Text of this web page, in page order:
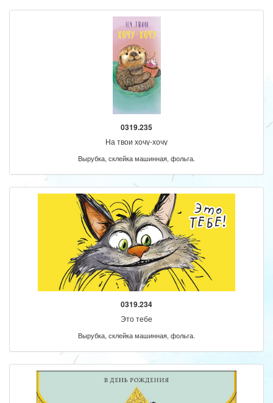
0319.235
На твои хочу-хочу
Вырубка, склейка машинная, фольга.
0319.234
Это тебе
Вырубка, склейка машинная, фольга.